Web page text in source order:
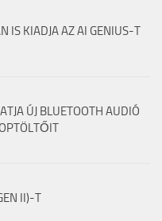
IS KIADJA AZ AI GENIUS-T
ÚJ BLUETOOTH AUDIÓ
II)-T